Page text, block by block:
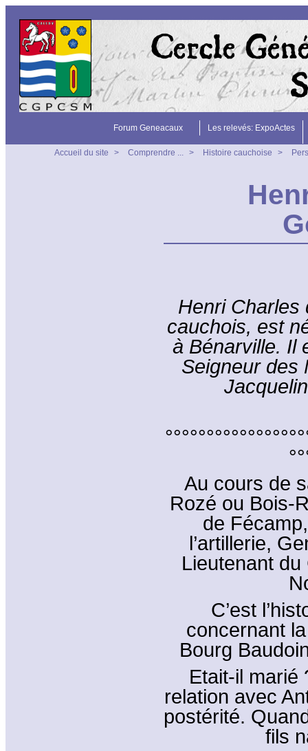
Forum Geneacaux Les relevés: ExpoActes
Accueil du site > Comprendre ... > Histoire cauchoise >
Henri Charles
cauchois, est
à Bénarville. Il
Seigneur des
Au cours de
Rozé ou Bois-
de
l’artillerie,
Lieutenant du
C’est
concernant
Bourg
Etait-il marié
relation avec
postérité.
fils